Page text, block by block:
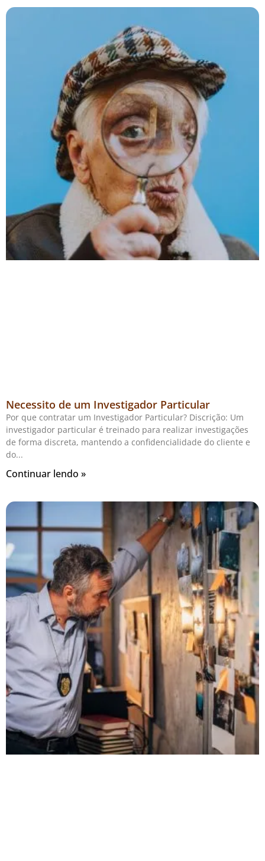
Necessito de um Investigador Particular
Por que contratar um Investigador Particular? Discrição: Um
investigador particular é treinado para realizar investigações
de forma discreta, mantendo a confidencialidade do cliente e
do
Continuar lendo »